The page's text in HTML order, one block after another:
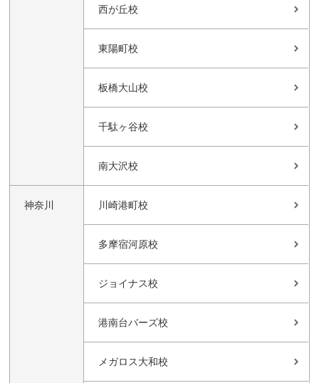
西が丘校
東陽町校
板橋大山校
千駄ヶ谷校
南大沢校
神奈川 川崎港町校
多摩宿河原校
ジョイナス校
港南台バーズ校
メガロス大和校